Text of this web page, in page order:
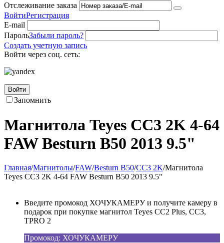
Отслеживание заказа
ВойтиРегистрация
E-mail
ПарольЗабыли пароль?
Создать учетную запись
Войти через соц. сеть:
Войти
Запомнить
Магнитола Teyes CC3 2K 4-64
FAW Besturn B50 2013 9.5"
Главная/Магнитолы/FAW/Besturn B50/CC3 2K/Магнитола
Teyes CC3 2K 4-64 FAW Besturn B50 2013 9.5"
Введите промокод ХОЧУКАМЕРУ и получите камеру в
подарок при покупке магнитол Teyes CC2 Plus, CC3,
TPRO 2
Промокод: ХОЧУКАМЕРУ